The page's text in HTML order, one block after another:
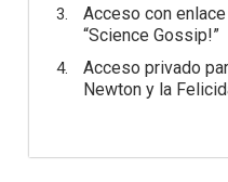
Acceso con
“Science Gossip!”
Acceso privado
Newton y la